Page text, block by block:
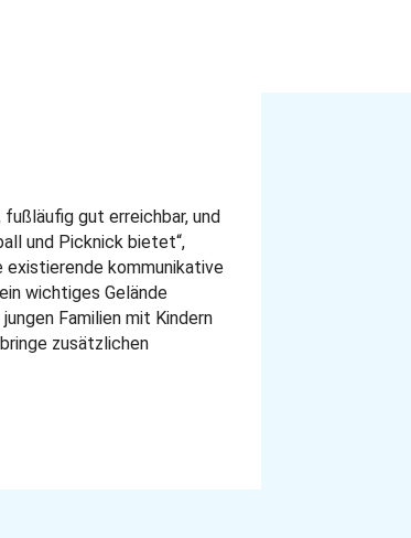
gut erreichbar, und
und Picknick bietet“,
existierende kommunikative
wichtiges Gelände
Familien mit Kindern
zusätzlichen